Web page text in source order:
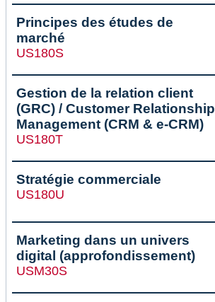
Principes des études de
marché
US180S
Gestion de la relation client
(GRC) / Customer Relationship
Management (CRM & e-CRM)
US180T
Stratégie commerciale
US180U
Marketing dans un univers
digital (approfondissement)
USM30S